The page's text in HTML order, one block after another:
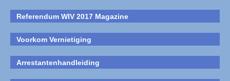
Referendum WIV 2017 Magazine
Voorkom Vernietiging
Arrestantenhandleiding